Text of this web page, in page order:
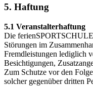
5. Haftung
5.1 Veranstalterhaftung
Die
Störungen im
Fremdleistungen lediglich
Besichtigungen,
Zum Schutze vor den
solcher gegenüber dritten